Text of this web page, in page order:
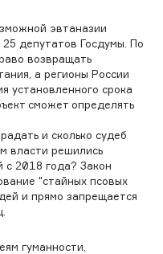
эвтаназии
депутатов Госдумы. По
возвращать
а регионы России
установленного срока
сможет определять
и сколько судеб
власти решились
с 2018 года? Закон
"стайных псовых
и прямо запрещается
гуманности,